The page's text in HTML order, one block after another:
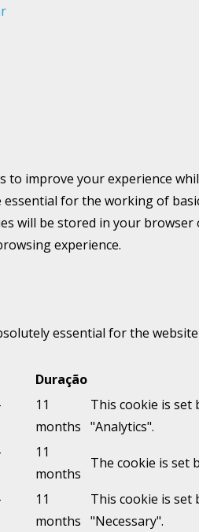
to improve your experience
for the working of
will be stored in your
experience.
essential for the
Duração
11
months
This cookie is set
"Analytics".
11
months
The cookie is set
11
months
This cookie is set
"Necessary".